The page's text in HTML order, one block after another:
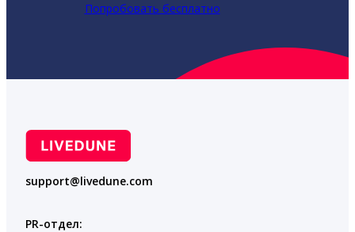
Попробовать бесплатно
support@livedune.com
PR-отдел: